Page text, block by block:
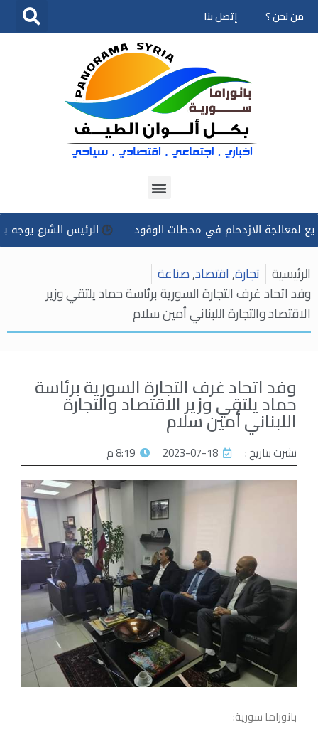
تخطى
من نحن ؟ إتصل بنا
الازدحام في محطات الوقود الرئيس الشرع يوجه
الرئيسية تجارة,اقتصاد,صناعة
وفد اتحاد غرف التجارة السورية برئاسة حماد يلتقي وزير
الاقتصاد والتجارة اللبناني أمين سلام
وفد اتحاد غرف التجارة السورية برئاسة
حماد يلتقي وزير الاقتصاد والتجارة
اللبناني أمين سلام
نشرت بتاريخ : 2023-07-18 8:19 م
بانوراما سورية: